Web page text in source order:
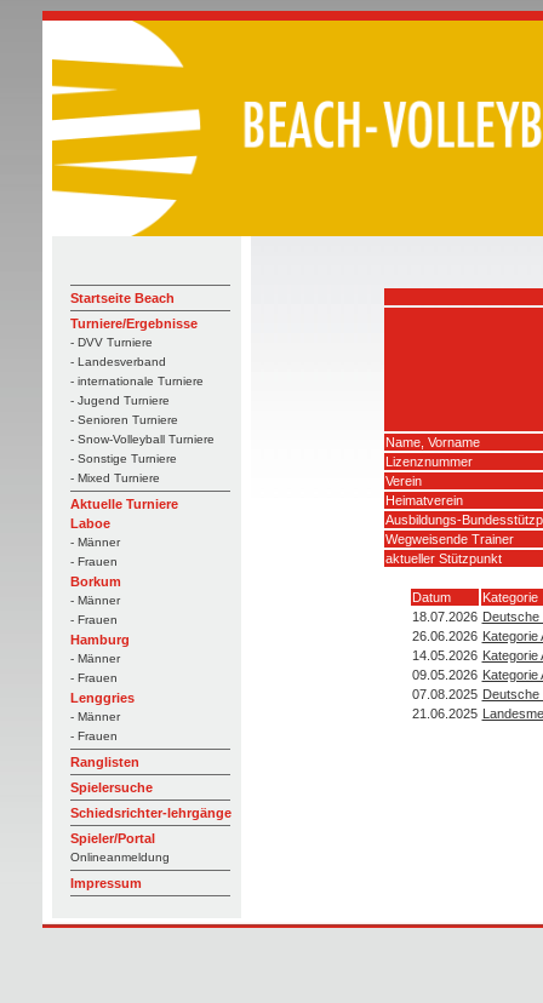
Startseite Beach
Turniere/Ergebnisse
- DVV Turniere
- Landesverband
- internationale Turniere
- Jugend Turniere
- Senioren Turniere
- Snow-Volleyball Turniere
- Sonstige Turniere
- Mixed Turniere
Aktuelle Turniere
Laboe
- Männer
- Frauen
Borkum
- Männer
- Frauen
Hamburg
- Männer
- Frauen
Lenggries
- Männer
- Frauen
Ranglisten
Spielersuche
Schiedsrichter-lehrgänge
Spieler/Portal
Onlineanmeldung
Impressum
Name, Vorname
Lizenznummer
Verein
Heimatverein
Ausbildungs-
Wegweisende Trainer
aktueller Stützpunkt
Datum
Kategorie
18.07.2026 Deutsche
26.06.2026 Kategorie
14.05.2026 Kategorie
09.05.2026 Kategorie
07.08.2025 Deutsche
21.06.2025